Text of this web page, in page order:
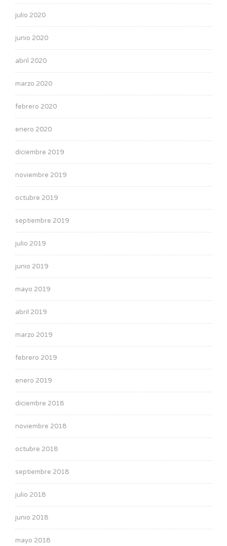
julio 2020
junio 2020
abril 2020
marzo 2020
febrero 2020
enero 2020
diciembre 2019
noviembre 2019
octubre 2019
septiembre 2019
julio 2019
junio 2019
mayo 2019
abril 2019
marzo 2019
febrero 2019
enero 2019
diciembre 2018
noviembre 2018
octubre 2018
septiembre 2018
julio 2018
junio 2018
mayo 2018